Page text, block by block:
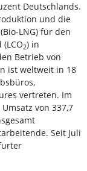
Deutschlands.
und die
LNG) für den
2) in
Betrieb von
ist weltweit in 18
vertreten. Im
von 337,7
Seit Juli